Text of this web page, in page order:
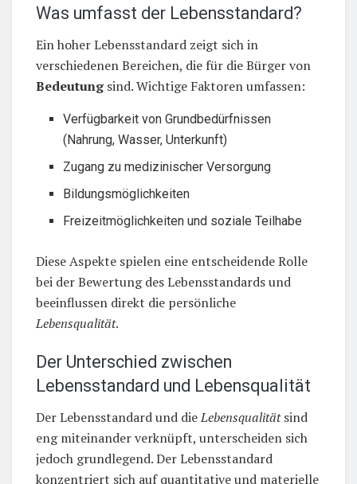
Was umfasst der Lebensstandard?
Ein hoher Lebensstandard zeigt sich in
verschiedenen Bereichen, die für die Bürger von
Bedeutungsind. Wichtige Faktoren umfassen:
Verfügbarkeit von Grundbedürfnissen
(Nahrung, Wasser, Unterkunft)
Zugang zu medizinischer Versorgung
Bildungsmöglichkeiten
Freizeitmöglichkeiten und soziale Teilhabe
Diese Aspekte spielen eine entscheidende Rolle
bei der Bewertung des Lebensstandards und
beeinflussen direkt die persönliche
Lebensqualität.
Der Unterschied zwischen
Lebensstandard und Lebensqualität
Der Lebensstandard und dieLebensqualitätsind
eng miteinander verknüpft, unterscheiden sich
jedoch grundlegend. Der Lebensstandard
konzentriert sich auf quantitative und materielle